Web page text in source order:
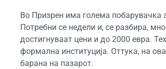
Во Призрен има голема побарувачка
Потребни се недели и, се разбира,
достигнуваат цени и до 2000 евра.
формална институција. Оттука, на
барана на пазарот.